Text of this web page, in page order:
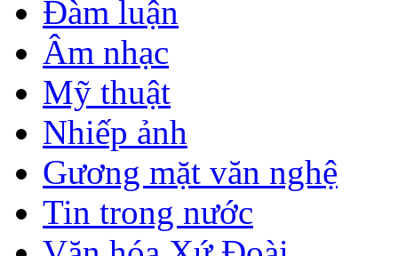
Đàm luận
Âm nhạc
Mỹ thuật
Nhiếp ảnh
Gương mặt văn nghệ
Tin trong nước